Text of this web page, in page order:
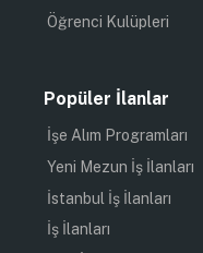
Öğrenci Kulüpleri
Popüler İlanlar
İşe Alım Programları
Yeni Mezun İş İlanları
İstanbul İş İlanları
İş İlanları